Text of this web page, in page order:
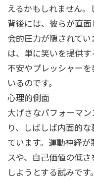
えるかもしれません
背後には、彼らが直
会的圧力が隠されて
は、単に笑いを提供
不安やプレッシャー
いるのです。
心理的側面
大げさなパフォーマ
り、しばしば内面的
ています。運動神経
スや、自己価値の低
しようとする試みで